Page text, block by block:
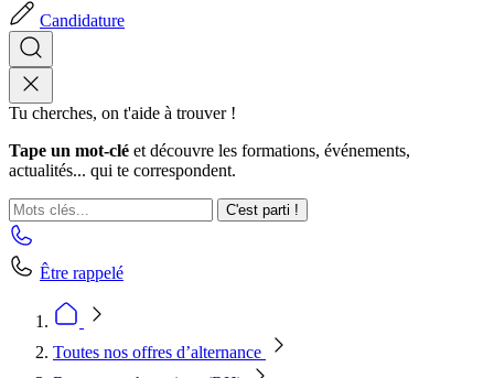
Candidature
Tu cherches, on t'aide à trouver !
Tape un mot-clé et découvre les formations, événements,
actualités... qui te correspondent.
C'est parti !
Être rappelé
Toutes nos offres d’alternance